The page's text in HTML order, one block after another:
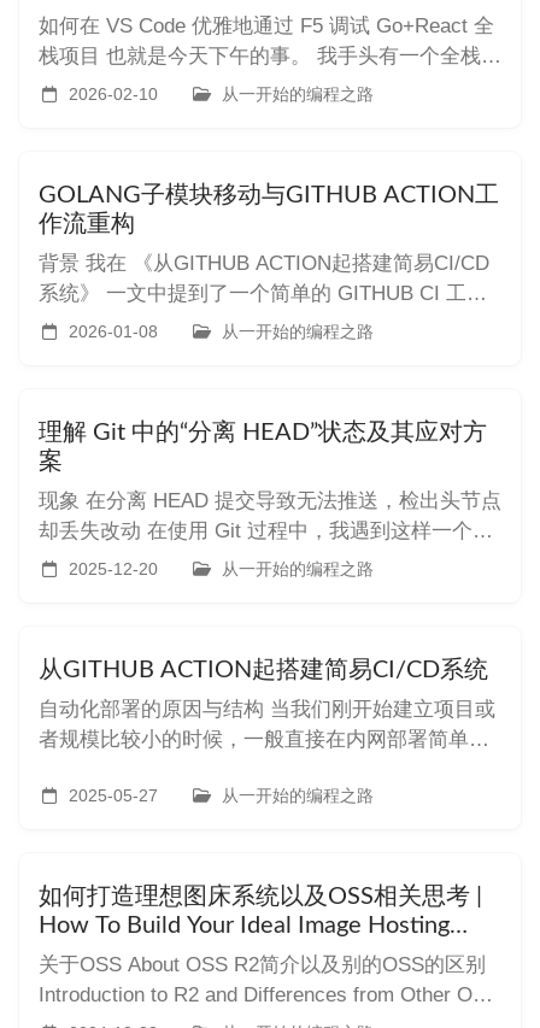
如何在 VS Code 优雅地通过 F5 调试 Go+React 全
栈项目 也就是今天下午的事。 我手头有一个全栈项
目，结构很经典：根目录下分了 backend（Go后
2026-02-10 从一开始的编程之路
GOLANG子模块移动与GITHUB ACTION工
作流重构
背景 我在 《从GITHUB ACTION起搭建简易CI/CD
系统》 一文中提到了一个简单的 GITHUB CI 工作
流，它大大节约了我在个人运维上花费的时间。 但
源（特别是内存资源不足的情况下，需要通过 --m
2026-01-08 从一开始的编程之路
理解 Git 中的“分离 HEAD”状态及其应对方
案
现象 在分离 HEAD 提交导致无法推送，检出头节点
却丢失改动 在使用 Git 过程中，我遇到这样一个问
题：修改了代码并提交，但 GitHub Desktop 显
何提交记录。 拉去git项目后
2025-12-20 从一开始的编程之路
从GITHUB ACTION起搭建简易CI/CD系统
自动化部署的原因与结构 当我们刚开始建立项目或
者规模比较小的时候，一般直接在内网部署简单的
众，最后我们都需要将项目上线。上线后，我们应
定条件后自动触发此流程 打包机
2025-05-27 从一开始的编程之路
如何打造理想图床系统以及OSS相关思考 |
How To Build Your Ideal Image Hosting
System And Think About OSS
关于OSS About OSS R2简介以及别的OSS的区别
Introduction to R2 and Differences from Other OSS